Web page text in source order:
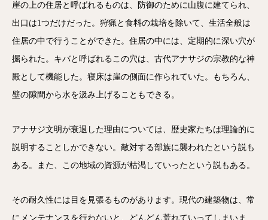
崖の上の住居と呼ばれるものは、防御のために山腹に建てられ、
出口は1つだけだった。狩猟と食料の栽培を除いて、生活全般は
住居の中で行うことができた。住居の中には、定期的に深い穴が
掘られた。キバと呼ばれるこの穴は、古代アナサジの宗教的な神
殿として機能した。寝床は崖の側面に作られていた。もちろん、
壁の隙間から水を汲み上げることもできる。
アナサジ文明が衰退した理由については、歴史家たちは理論的に
説明することしかできない。敵対する部族に襲われたという説も
ある。また、この地域の資源が枯渇していったという説もある。
その耐久性には目を見張るものがあります。現代の建築物は、常
にメンテナンスを行わないと、どんどん荒れていってしまいま